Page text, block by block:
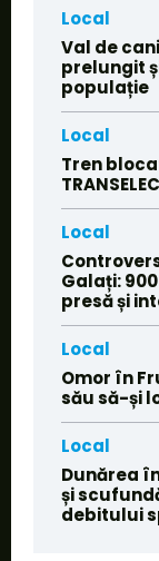
Local
Val de
prelungit
populație
Local
Tren
Local
Galați:
presă și
Local
Omor în
său să-și
Local
Dunărea
și
debitului